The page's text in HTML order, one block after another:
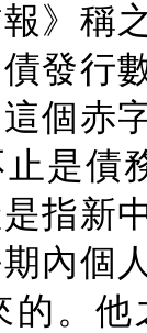
》稱
發行
個赤
是債
指新
內個
的。